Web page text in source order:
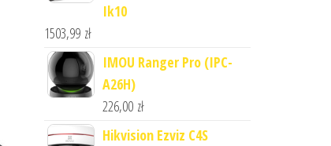
Ik10
1503,99 zł
IMOU Ranger Pro (IPC-
A26H)
226,00 zł
Hikvision Ezviz C4S